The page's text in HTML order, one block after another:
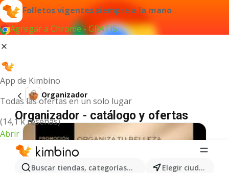
Folletos vigentes siempre a la mano
Agregar a Chrome - GRATIS
App de Kimbino
Todas las ofertas en un solo lugar
(14,1 k reseñas)
Abrir
Buscar tiendas, categorías, productos... Elegir ciudad
Organizador
Organizador - catálogo y ofertas